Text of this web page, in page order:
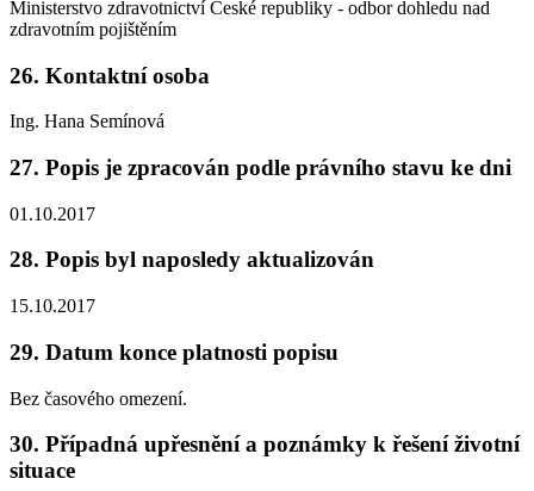
Ministerstvo zdravotnictví České republiky - odbor dohledu nad
zdravotním pojištěním
26. Kontaktní osoba
Ing. Hana Semínová
27. Popis je zpracován podle právního stavu ke dni
01.10.2017
28. Popis byl naposledy aktualizován
15.10.2017
29. Datum konce platnosti popisu
Bez časového omezení.
30. Případná upřesnění a poznámky k řešení životní
situace